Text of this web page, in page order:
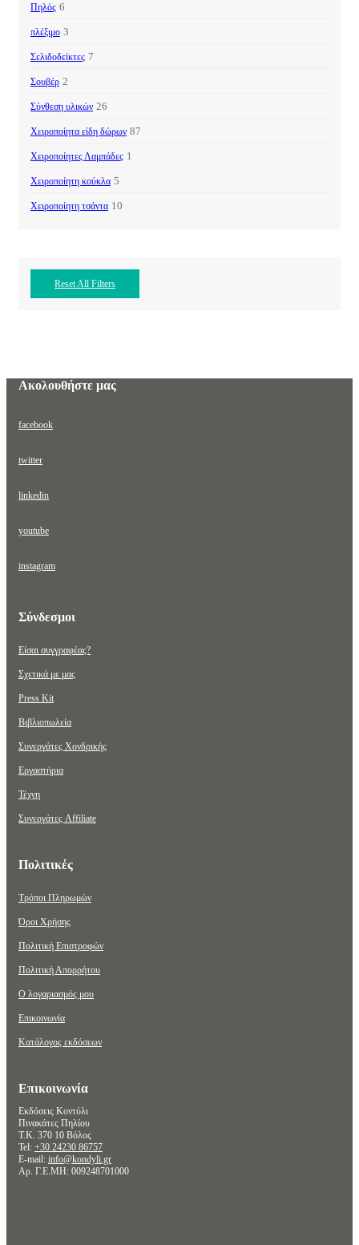
Πηλός 6
πλέξιμο 3
Σελιδοδείκτες 7
Σουβέρ 2
Σύνθεση υλικών 26
Χειροποίητα είδη δώρων 87
Χειροποίητες Λαμπάδες 1
Χειροποίητη κούκλα 5
Χειροποίητη τσάντα 10
Reset All Filters
Ακολουθήστε μας
facebook
twitter
linkedin
youtube
instagram
Σύνδεσμοι
Είσαι συγγραφέας?
Σχετικά με μας
Press Kit
Βιβλιοπωλεία
Συνεργάτες Χονδρικής
Εργαστήρια
Τέχνη
Συνεργάτες Affiliate
Πολιτικές
Τρόποι Πληρωμών
Όροι Χρήσης
Πολιτική Επιστροφών
Πολιτική Απορρήτου
Ο λογαριασμός μου
Επικοινωνία
Κατάλογος εκδόσεων
Επικοινωνία
Εκδόσεις Κοντύλι
Πινακάτες Πηλίου
Τ.Κ. 370 10 Βόλος
Tel: +30 24230 86757
E-mail: info@kondyli.gr
Αρ. Γ.Ε.ΜΗ: 009248701000